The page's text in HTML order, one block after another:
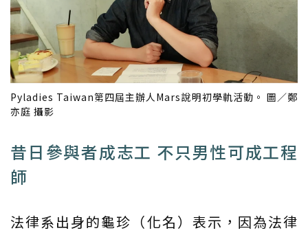
Pyladies Taiwan第四屆主辦人Mars說明初學軌活動。 圖／鄭
亦庭 攝影
昔日參與者成志工 不只男性可成工程
師
法律系出身的龜珍（化名）表示，因為法律